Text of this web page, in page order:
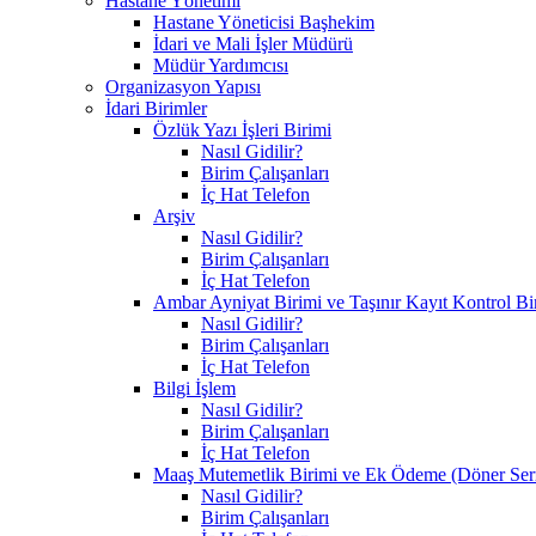
Hastane Yöneticisi Başhekim
İdari ve Mali İşler Müdürü
Müdür Yardımcısı
Organizasyon Yapısı
İdari Birimler
Özlük Yazı İşleri Birimi
Nasıl Gidilir?
Birim Çalışanları
İç Hat Telefon
Arşiv
Nasıl Gidilir?
Birim Çalışanları
İç Hat Telefon
Ambar Ayniyat Birimi ve Taşınır Kayıt Kontrol
Nasıl Gidilir?
Birim Çalışanları
İç Hat Telefon
Bilgi İşlem
Nasıl Gidilir?
Birim Çalışanları
İç Hat Telefon
Maaş Mutemetlik Birimi ve Ek Ödeme (Döner
Nasıl Gidilir?
Birim Çalışanları